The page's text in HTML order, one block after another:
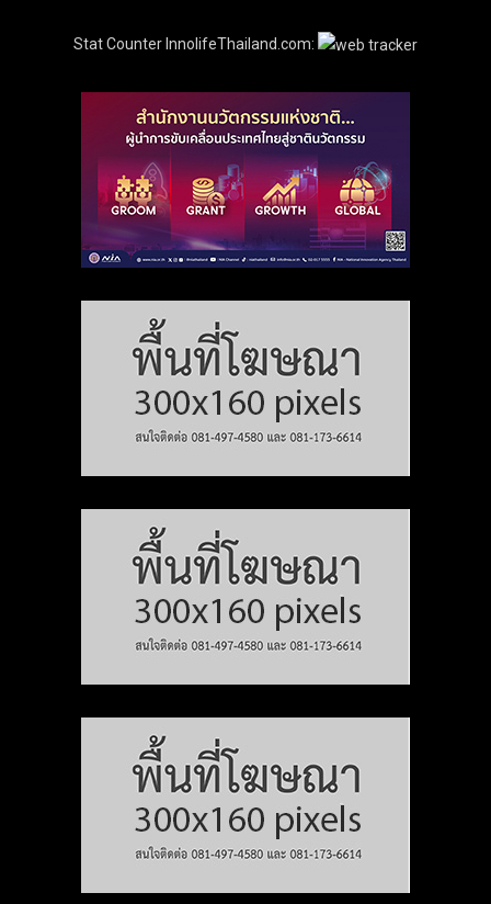
Stat Counter InnolifeThailand.com: